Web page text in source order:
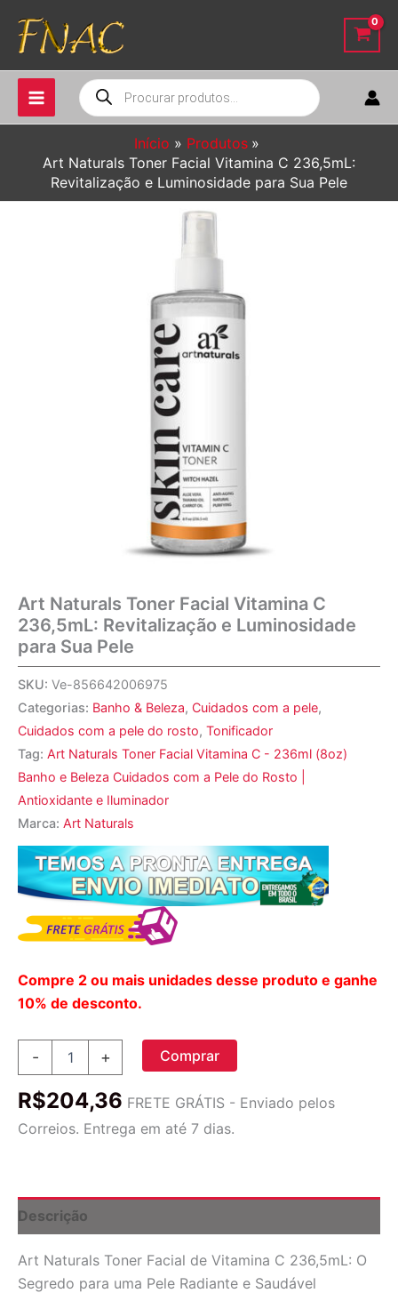
para
conteúdo
Pesquisar
produtos
Início
Produtos
Art Naturals Toner Facial Vitamina C 236,5mL:
Revitalização e Luminosidade para Sua Pele
Art Naturals Toner Facial Vitamina C
236,5mL: Revitalização e Luminosidade
para Sua Pele
SKU: Ve-856642006975
Categorias: Banho & Beleza, Cuidados com a pele,
Cuidados com a pele do rosto, Tonificador
Tag: Art Naturals Toner Facial Vitamina C - 236ml (8oz)
Banho e Beleza Cuidados com a Pele do Rosto |
Antioxidante e Iluminador
Marca: Art Naturals
Compre 2 ou mais unidades desse produto e ganhe
10% de desconto.
-
Facial
C
Luminosidade
para
Pele
quantidade
+ Comprar
R$204,36 FRETE GRÁTIS - Enviado pelos
Correios. Entrega em até 7 dias.
Descrição
Art Naturals Toner Facial de Vitamina C 236,5mL: O
Segredo para uma Pele Radiante e Saudável